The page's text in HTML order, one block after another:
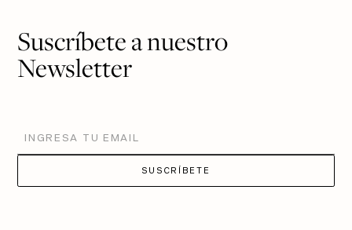
Suscríbete a nuestro
Newsletter